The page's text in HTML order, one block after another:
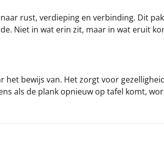
rust, verdieping en verbinding. Dit
Niet in wat erin zit, maar in wat eruit
het bewijs van. Het zorgt voor
als de plank opnieuw op tafel komt,